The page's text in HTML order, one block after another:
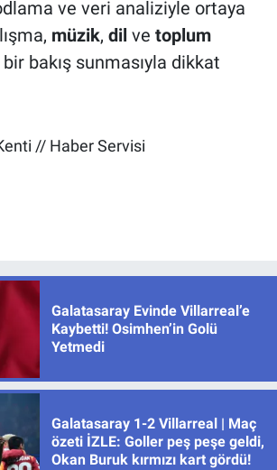
ve veri analiziyle ortaya
müzik, dil ve toplum
bakış sunmasıyla dikkat
// Haber Servisi
Galatasaray Evinde Villarreal’e
Kaybetti! Osimhen’in Golü
Yetmedi
Galatasaray 1-2 Villarreal | Maç
özeti İZLE: Goller peş peşe geldi,
Okan Buruk kırmızı kart gördü!